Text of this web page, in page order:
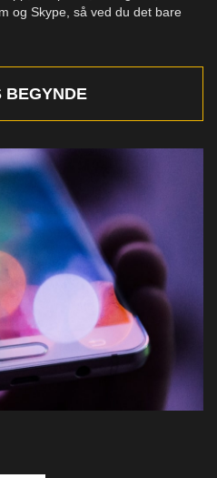
og Skype, så ved du det bare
BEGYNDE